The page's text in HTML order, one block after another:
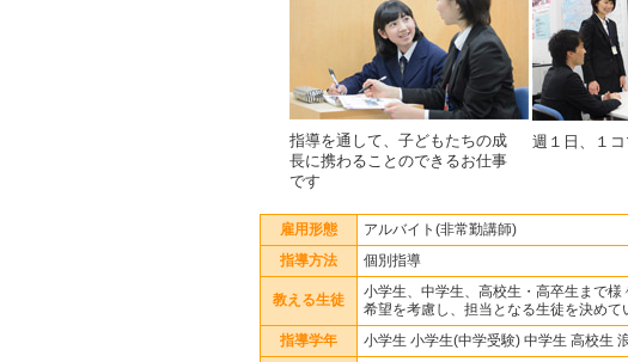
指導を通して、子どもたちの成
長に携わることのできるお仕事
です
週１日、１コ
雇用形態 アルバイト(非常勤講師)
指導方法 個別指導
教える生徒
小学生、中学生、高校生・高卒生まで
希望を考慮し、担当となる生徒を決めて
指導学年 小学生 小学生(中学受験) 中学生 高校生